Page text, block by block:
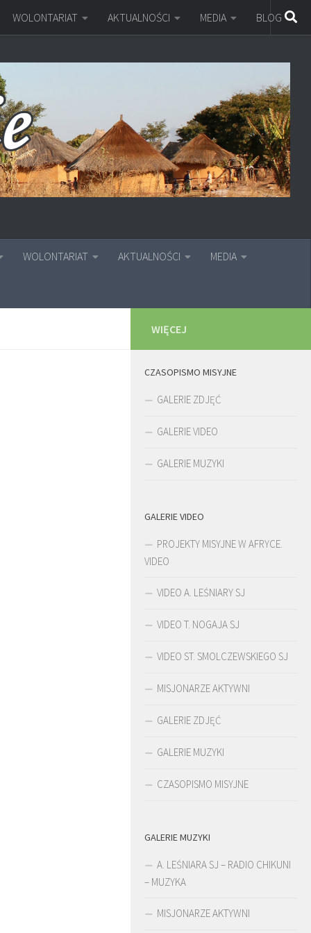
WOLONTARIAT AKTUALNOŚCI MEDIA BLOG
WOLONTARIAT AKTUALNOŚCI MEDIA
WIĘCEJ
CZASOPISMO MISYJNE
GALERIE ZDJĘĆ
GALERIE VIDEO
GALERIE MUZYKI
GALERIE VIDEO
PROJEKTY MISYJNE W AFRYCE.
VIDEO
VIDEO A. LEŚNIARY SJ
VIDEO T. NOGAJA SJ
VIDEO ST. SMOLCZEWSKIEGO SJ
MISJONARZE AKTYWNI
GALERIE ZDJĘĆ
GALERIE MUZYKI
CZASOPISMO MISYJNE
GALERIE MUZYKI
A. LEŚNIARA SJ – RADIO CHIKUNI
– MUZYKA
MISJONARZE AKTYWNI